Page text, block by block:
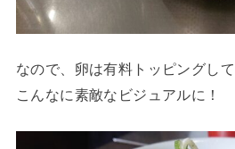
なので、卵は有料トッピングし
こんなに素敵なビジュアルに！